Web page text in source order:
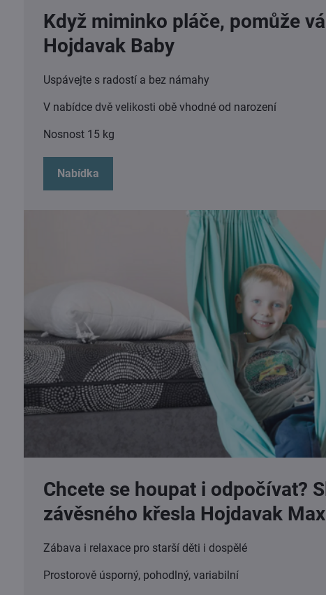
Když miminko pláče, pomůže
Hojdavak Baby
Uspávejte s radostí a bez námahy
V nabídce dvě velikosti obě vhodné od narození
Nosnost 15 kg
Nabídka
Chcete se houpat i odpočívat?
závěsného křesla Hojdavak
Zábava i relaxace pro starší děti i dospělé
Prostorově úsporný, pohodlný, variabilní